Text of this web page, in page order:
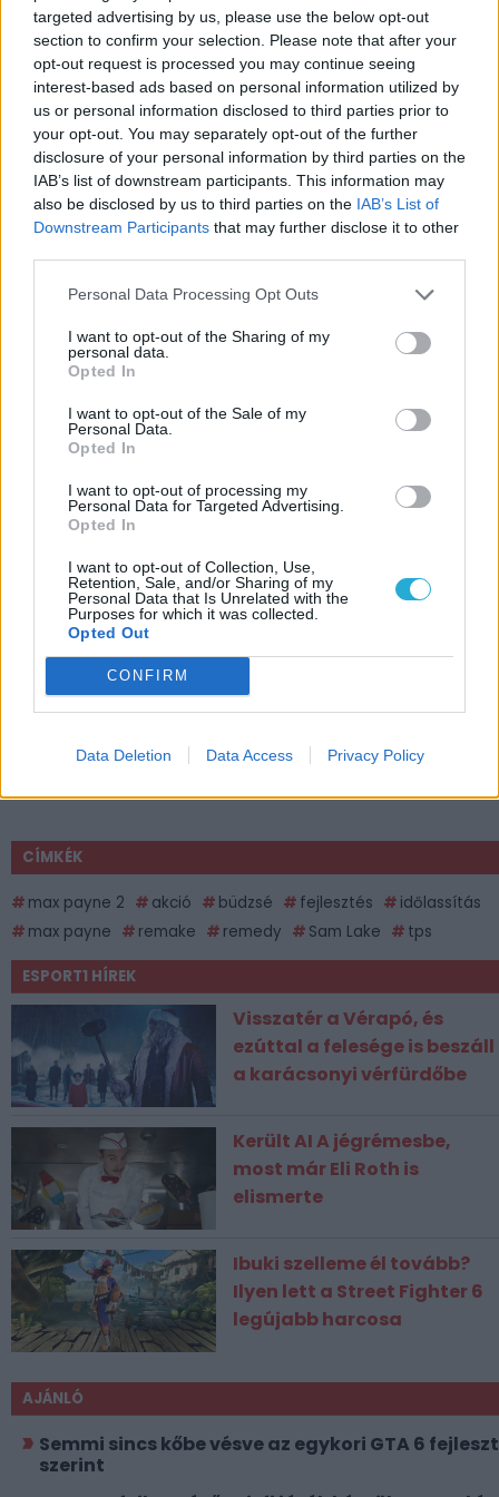
targeted advertising by us, please use the below opt-out
section to confirm your selection. Please note that after your
opt-out request is processed you may continue seeing
interest-based ads based on personal information utilized by
us or personal information disclosed to third parties prior to
your opt-out. You may separately opt-out of the further
disclosure of your personal information by third parties on the
IAB’s list of downstream participants. This information may
also be disclosed by us to third parties on the IAB’s List of
Downstream Participants that may further disclose it to other
Personal Data Processing Opt Outs
I want to opt-out of the Sharing of my
personal data.
Opted In
I want to opt-out of the Sale of my
Personal Data.
Opted In
I want to opt-out of processing my
Personal Data for Targeted Advertising.
Opted In
I want to opt-out of Collection, Use,
Retention, Sale, and/or Sharing of my
Personal Data that Is Unrelated with the
Purposes for which it was collected.
Opted Out
CONFIRM
Data Deletion Data Access Privacy Policy
CÍMKÉK
max payne 2 akció büdzsé fejlesztés
időlassítás
max payne
remake remedy Sam Lake tps
ESPORT1 HÍREK
Visszatér a Vérapó, és
ezúttal a felesége is beszáll
a karácsonyi vérfürdőbe
Került AI A jégrémesbe,
most már Eli Roth is
elismerte
Ibuki szelleme él tovább?
Ilyen lett a Street Fighter 6
legújabb harcosa
AJÁNLÓ
Semmi sincs kőbe vésve az egykori GTA 6
szerint